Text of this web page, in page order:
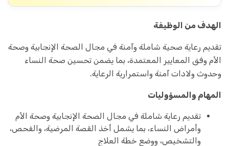
الهدف من الوظيفة
تقديم رعاية صحية شاملة وآمنة في مجال الصحة الإنجابية وصحة
الأم وفق المعايير المعتمدة، بما يضمن تحسين صحة النساء
وحدوث ولادات آمنة واستمرارية الرعاية.
المهام والمسؤوليات
تقديم رعاية شاملة في مجال الصحة الإنجابية وصحة الأم
وأمراض النساء، بما يشمل أخذ القصة المرضية، والفحص،
والتشخيص، ووضع خطة العلاج